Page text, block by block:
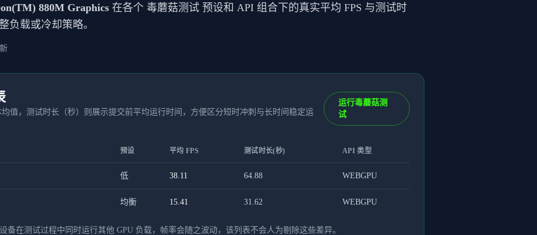
880M Graphics 在各个 毒蘑菇测试 预设和 API 组合下的真实平均 FPS 与测试时
负载或冷却策略。
值，测试时长（秒）则展示提交前平均运行时间，方便区分短时冲刺与长时间稳定运
运行毒蘑菇测
试
预设 平均 FPS 测试时长(秒) API 类型
低 38.11 64.88 WEBGPU
均衡 15.41 31.62 WEBGPU
备在测试过程中同时运行其他 GPU 负载，帧率会随之波动，该列表不会人为剔除这些差异。